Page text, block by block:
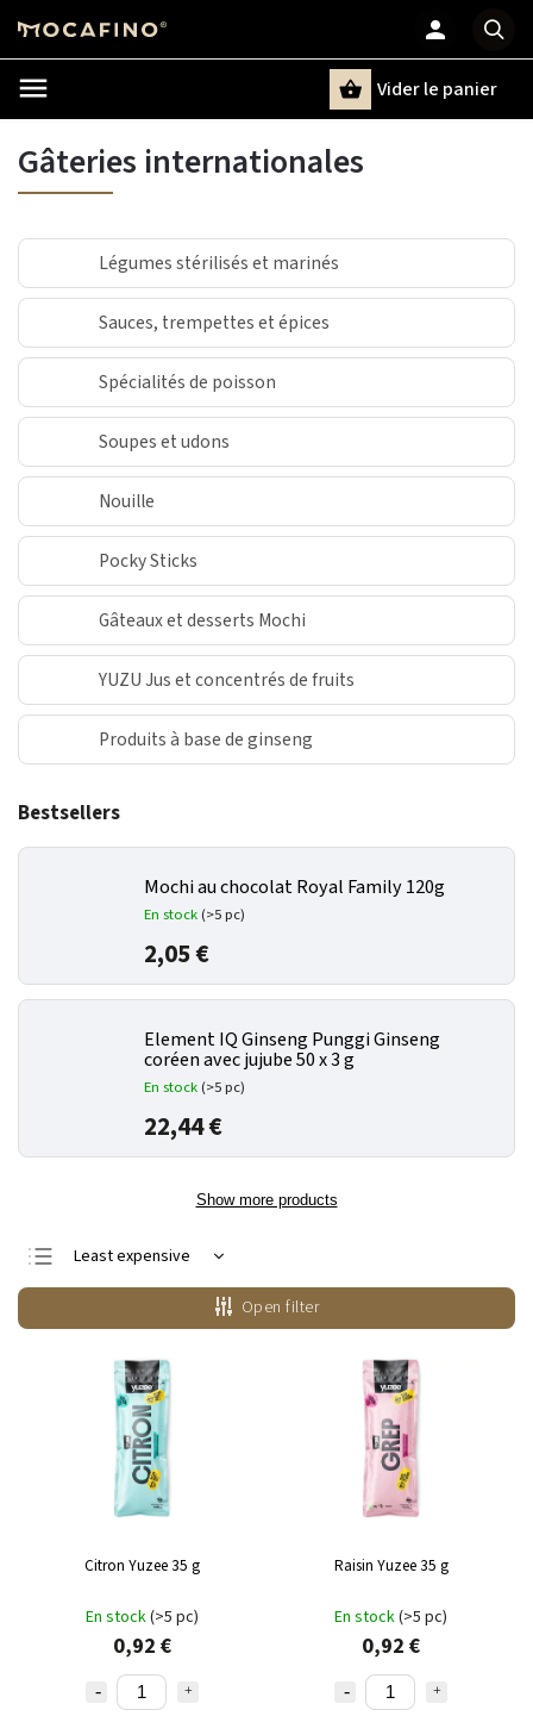
Chercher
Vider le panier
Gâteries internationales
Légumes stérilisés et marinés
Sauces, trempettes et épices
Spécialités de poisson
Soupes et udons
Nouille
Pocky Sticks
Gâteaux et desserts Mochi
YUZU Jus et concentrés de fruits
Produits à base de ginseng
Bestsellers
Mochi au chocolat Royal Family 120g
En stock (>5 pc)
2,05 €
Element IQ Ginseng Punggi Ginseng
coréen avec jujube 50 x 3 g
En stock (>5 pc)
22,44 €
Show more products
Least expensive
Most expensive
Bestsellers
Alphabetically
Open filter
Citron Yuzee 35 g
En stock(>5 pc)
0,92 €
Raisin Yuzee 35 g
En stock(>5 pc)
0,92 €